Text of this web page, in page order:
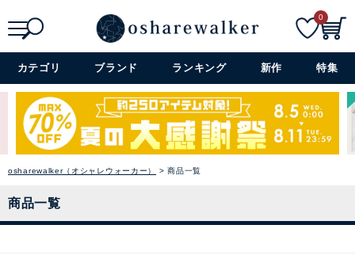
詳細検索+
0
カテゴリ ブランド ランキング 新作 特集
osharewalker（オシャレウォーカー） 商品一覧
商品一覧